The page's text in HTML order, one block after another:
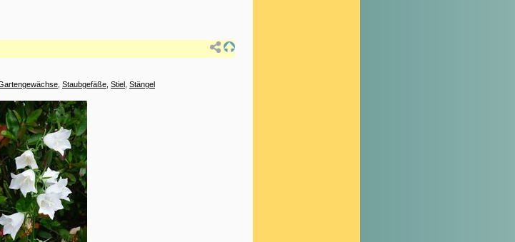
Staubgefäße Stiel Stängel